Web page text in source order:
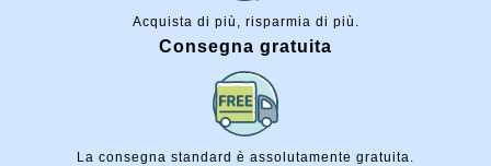
Acquista di più, risparmia di più.
Consegna gratuita
La consegna standard è assolutamente gratuita.